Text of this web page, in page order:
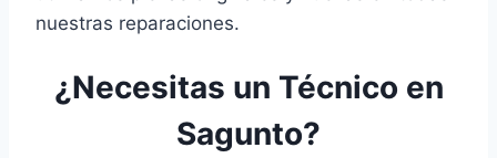
nuestras reparaciones.
¿Necesitas un Técnico en
Sagunto?